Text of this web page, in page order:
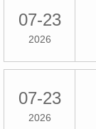
07-23
2026
07-23
2026